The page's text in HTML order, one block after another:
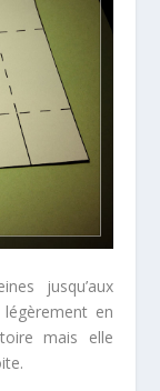
jusqu’aux
en
mais elle